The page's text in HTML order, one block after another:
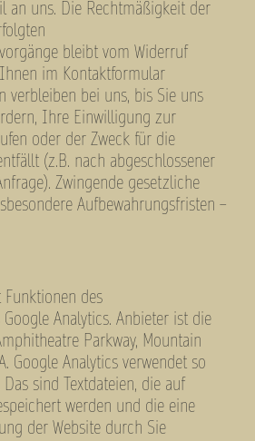
an uns. Die Rechtmäßigkeit der
bleibt vom Widerruf
im Kontaktformular
verbleiben bei uns, bis Sie uns
Ihre Einwilligung zur
oder der Zweck für die
(z.B. nach abgeschlossener
Zwingende gesetzliche
Aufbewahrungsfristen –
Funktionen des
Google Analytics. Anbieter ist die
Parkway, Mountain
Google Analytics verwendet so
Das sind Textdateien, die auf
werden und die eine
der Website durch Sie